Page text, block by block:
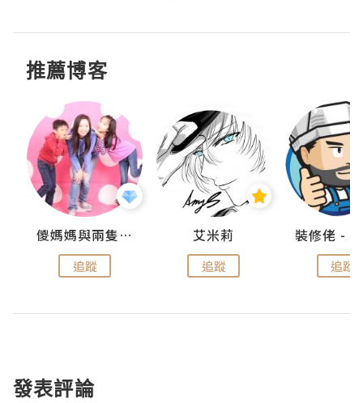
推薦博客
儍媽媽與兩隻小魔怪之家
追蹤
艾米莉
追蹤 追蹤
發表評論